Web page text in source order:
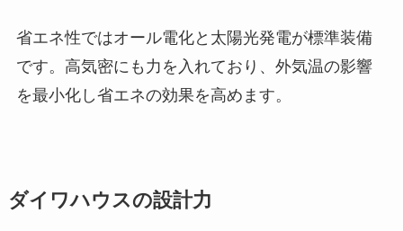
省エネ性ではオール電化と太陽光発電が標準装備
です。高気密にも力を入れており、外気温の影響
を最小化し省エネの効果を高めます。
ダイワハウスの設計力